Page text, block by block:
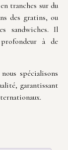
tranches sur du
des gratins, ou
sandwiches. Il
à de
spécialisons
garantissant